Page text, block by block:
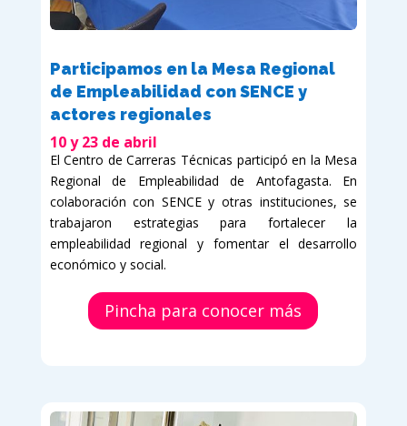
Participamos en la Mesa Regional
de Empleabilidad con SENCE y
actores regionales
10 y 23 de abril
El Centro de Carreras Técnicas participó en la Mesa
Regional de Empleabilidad de Antofagasta. En
colaboración con SENCE y otras instituciones, se
trabajaron estrategias para fortalecer la
empleabilidad regional y fomentar el desarrollo
económico y social.
Pincha para conocer más